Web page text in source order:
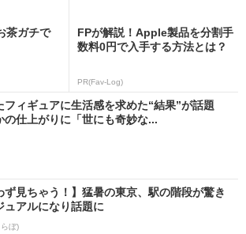
茶ガチで
FPが解説！Apple製品を分割手
数料0円で入手する方法とは？
PR(Fav-Log)
フィギュアに生活感を求めた“結果”が話題
の仕上がりに「世にも奇妙な...
ず見ちゃう！】猛暑の東京、駅の階段が驚き
ュアルになり話題に
ぼ)